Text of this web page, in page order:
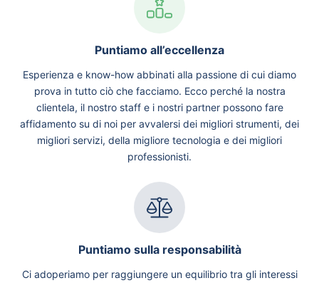
Puntiamo all’eccellenza
Esperienza e know-how abbinati alla passione di cui diamo
prova in tutto ciò che facciamo. Ecco perché la nostra
clientela, il nostro staff e i nostri partner possono fare
affidamento su di noi per avvalersi dei migliori strumenti, dei
migliori servizi, della migliore tecnologia e dei migliori
professionisti.
Puntiamo sulla responsabilità
Ci adoperiamo per raggiungere un equilibrio tra gli interessi